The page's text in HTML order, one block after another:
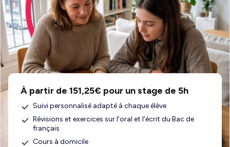
À partir de 151,25€ pour un stage de 5h
Suivi personnalisé adapté à chaque élève
Révisions et exercices sur l’oral et l’écrit du Bac de
français
Cours à domicile